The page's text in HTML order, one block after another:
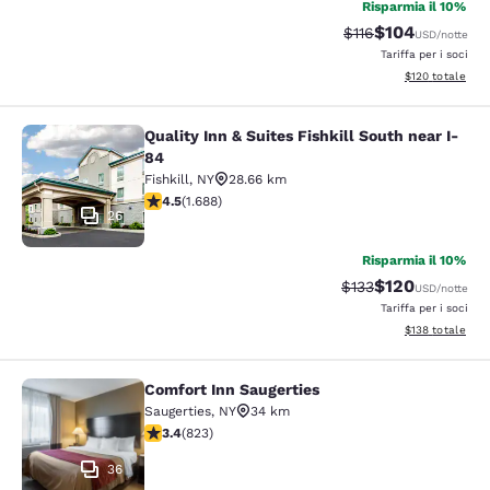
Risparmia il 10%
Tariffa di
$116Tariffa
$104USD/notte
Tariffa per i soci
Visualizza i
$120 totale
Quality Inn & Suites Fishkill South
26
Quality Inn & Suites Fishkill South near I-
84
Fishkill, NY
28.66 km
Valutazione di 4.47 stelle. Ottimo. 1688 recensioni
4.5(1.688)
Risparmia il 10%
Tariffa di barratura:
$133Tariffa
$120USD/notte
Tariffa per i soci
Visualizza i
$138 totale
Comfort Inn Saugerties
36
Comfort Inn Saugerties
Saugerties, NY
34 km
Valutazione di 3.43 stelle. Buono. 823 recensioni
3.4(823)